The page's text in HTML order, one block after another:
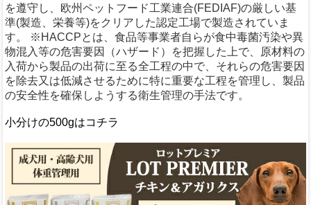
を遵守し、欧州ペットフード工業連合(FEDIAF)の厳しい基
準(製造、栄養等)をクリアした認定工場で製造されていま
す。 ※HACCPとは、食品等事業者自らが食中毒菌汚染や異
物混入等の危害要因（ハザード）を把握した上で、原材料の
入荷から製品の出荷に至る全工程の中で、それらの危害要因
を除去又は低減させるために特に重要な工程を管理し、製品
の安全性を確保しようする衛生管理の手法です。
小分けの500gはコチラ